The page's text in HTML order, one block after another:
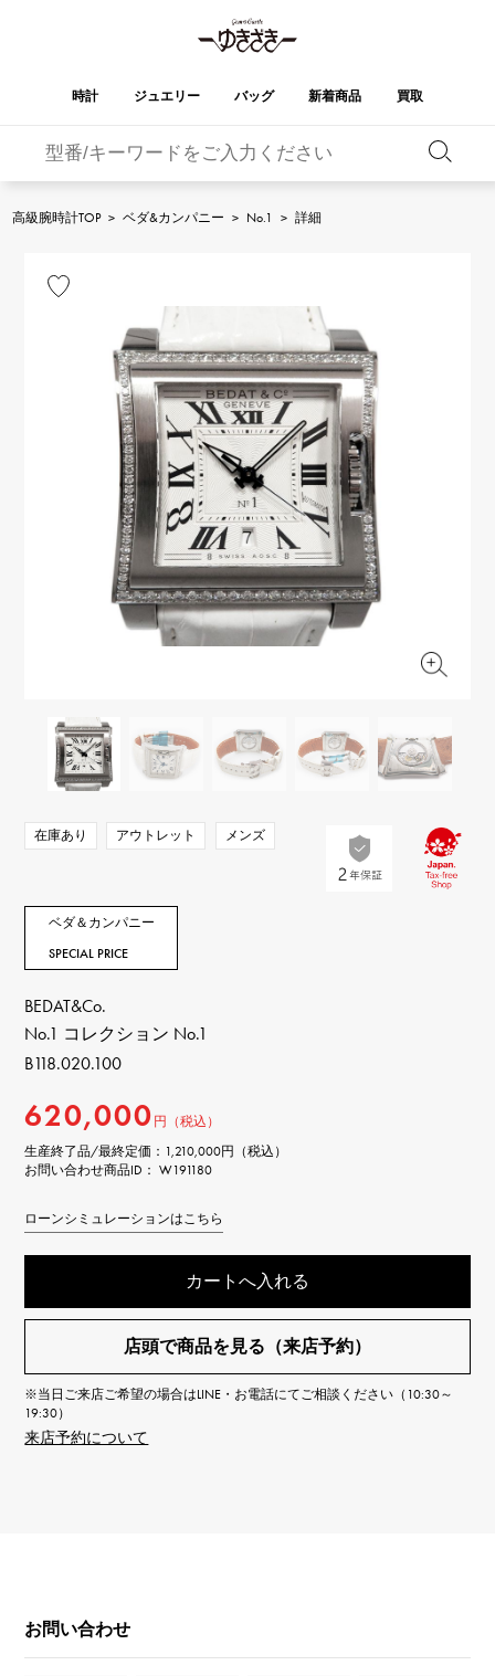
時計 ジュエリー バッグ 新着商品 買取
ランゲ＆ゾーネ ブレゲ
PATEK PHILIPPE
パテック・フィリップ
IWC
IWC
FRANCK MULLER
フランク・ミュラー
RICHARD MILLE
リシャール・ミル
VACHERON
CONSTANTIN
ヴァシュロン・コンスタ
ンタン
PANERAI
パネライ
AUDEMARS PIGUET
オーデマ・ピゲ
JAEGER LE COULTRE
ジャガー・ルクルト
CHANEL
シャネル
Cartier
カルティエ
ZENITH
ゼニス タグホイヤー
DUNAMIS
デュナミス
TABLE CLOCK
VINTAGE WATCH
ヴィンテージウォッチ
すべての時計ブランドを見る
YUKIZAKI
ジュエリー
YOBIKO
ヨビコ
NOMBRE
ノンブル
NOMBRE putite
ノンブルプティ
ALPHA
アルファ
ALPHA putite
アルファプティ
eclat
エクラ
RICH CROSS
リッチクロス
TwinPinky
ツインピンキー
ANGLER
アングラー
ETERNITY
エタニティ
HIMAWARI
ヒマワリ
YUKIZAKI BACHIKAN
ゆきざき バチカン
オリジナルジュエリー一覧へ
バーキン オータクロア
チャーム
その他
エルメスバッグ
高級腕時計TOP > ベダ&カンパニー > No.1 > 詳細
在庫あり アウトレット メンズ
ベダ＆カンパニー
SPECIAL PRICE
BEDAT&Co.
No.1 コレクション No.1
B118.020.100
620,000 円（税込）
生産終了品/最終定価： 1,210,000円（税込）
お問い合わせ商品ID： W191180
ローンシミュレーションはこちら
カートへ入れる
店頭で商品を見る（来店予約）
※当日ご来店ご希望の場合はLINE・お電話にてご相談ください（10:30～
19:30）
来店予約について
お問い合わせ